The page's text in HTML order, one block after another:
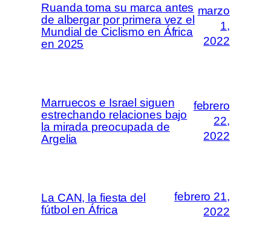
Ruanda toma su marca antes
de albergar por primera vez el
Mundial de Ciclismo en África
en 2025
marzo
1,
2022
Marruecos e Israel siguen
estrechando relaciones bajo
la mirada preocupada de
Argelia
febrero
22,
2022
La CAN, la fiesta del
fútbol en África
febrero 21,
2022